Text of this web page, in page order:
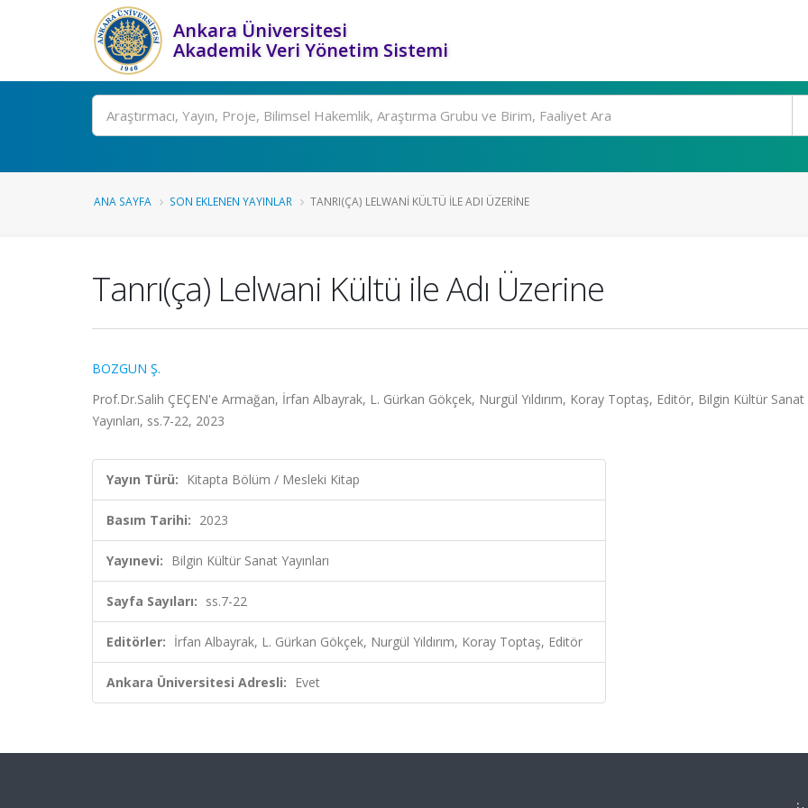
Ankara Üniversitesi
Akademik Veri Yönetim Sistemi
Ara
ANA SAYFA SON EKLENEN YAYINLAR TANRI(ÇA) LELWANI KÜLTÜ ILE ADI ÜZERINE
Tanrı(ça) Lelwani Kültü ile Adı Üzerine
BOZGUN Ş.
Prof.Dr.Salih ÇEÇEN'e Armağan, İrfan Albayrak, L. Gürkan Gökçek, Nurgül Yıldırım, Koray Toptaş, Editör, Bilgin Kültür Sanat
Yayınları, ss.7-22, 2023
Yayın Türü: Kitapta Bölüm / Mesleki Kitap
Basım Tarihi: 2023
Yayınevi: Bilgin Kültür Sanat Yayınları
Sayfa Sayıları: ss.7-22
Editörler: İrfan Albayrak, L. Gürkan Gökçek, Nurgül Yıldırım, Koray Toptaş, Editör
Ankara Üniversitesi Adresli: Evet